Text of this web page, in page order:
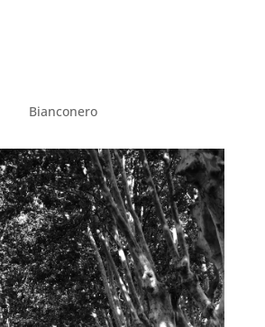
Bianconero